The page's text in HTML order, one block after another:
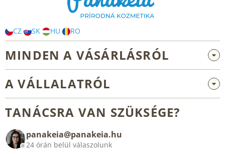
CZ SK HU RO
MINDEN A VÁSÁRLÁSRÓL
Nagykereskedelem és együttműködés
Általános üzleti feltételek
A VÁLLALATRÓL
Kapcsolat
TANÁCSRA VAN SZÜKSÉGE?
panakeia@panakeia.hu
24 órán belül válaszolunk